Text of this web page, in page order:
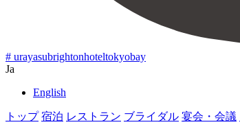
# urayasubrightonhoteltokyobay
Ja
English
トップ 宿泊 レストラン ブライダル 宴会・会議